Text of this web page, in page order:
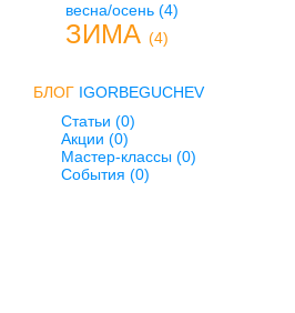
весна/осень (4)
ЗИМА (4)
БЛОГ IGORBEGUCHEV
Статьи (0)
Акции (0)
Мастер-классы (0)
События (0)